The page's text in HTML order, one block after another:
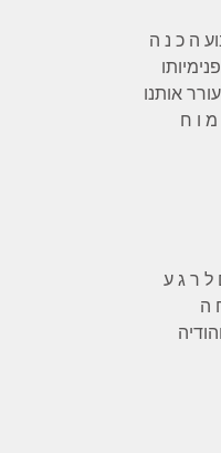
ה כ נ ה
אותנו
ו ח
ל ר ג ע
ה